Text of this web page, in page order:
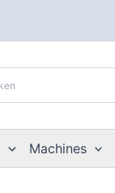
Machines